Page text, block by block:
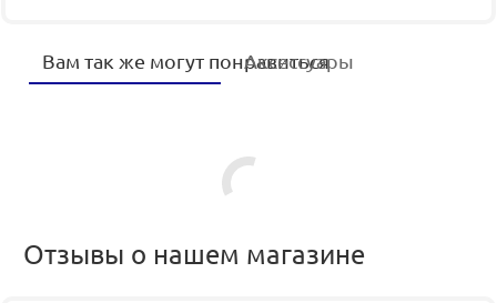
Вам так же могут понравиться
Аксессуары
Отзывы о нашем магазине